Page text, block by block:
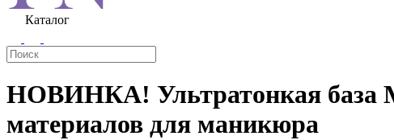
Каталог
НОВИНКА! Ультратонкая база
материалов для маникюра